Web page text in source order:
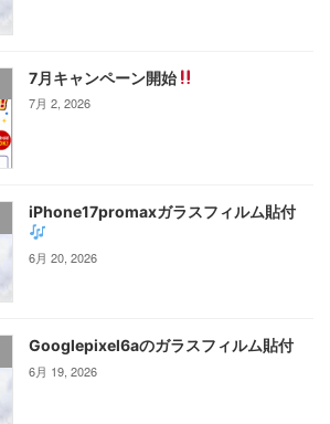
7月キャンペーン開始
7月 2, 2026
iPhone17promaxガラスフィルム貼付
6月 20, 2026
Googlepixel6aのガラスフィルム貼付
6月 19, 2026